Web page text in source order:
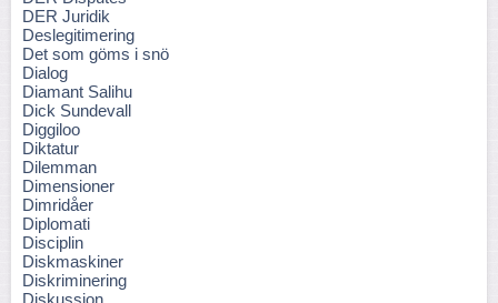
DER Juridik
Deslegitimering
Det som göms i snö
Dialog
Diamant Salihu
Dick Sundevall
Diggiloo
Diktatur
Dilemman
Dimensioner
Dimridåer
Diplomati
Disciplin
Diskmaskiner
Diskriminering
Diskussion